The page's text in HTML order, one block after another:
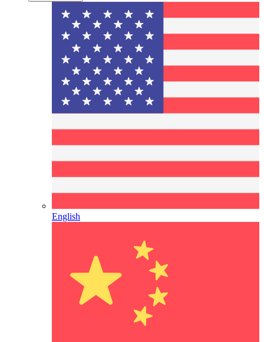
English